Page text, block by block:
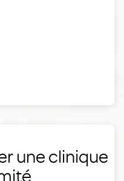
une clinique